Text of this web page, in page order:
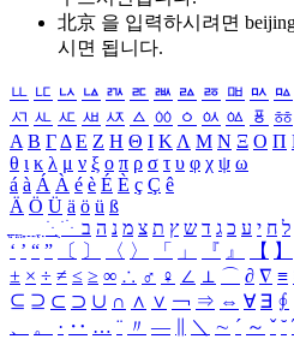
北京 을 입력하시려면
시면 됩니다.
ㅥ ㅦ ㅧ ㅨ ㅩ ㅪ ㅫ ㅬ ㅭ ㅮ ㅯ ㅰ
ㅺ ㅻ ㅼ ㅽ ㅾ ㅿ ㆀ ㆁ ㆂ ㆃ ㆄ ㆅ
Α Β ΓΔ Ε Ζ Η Θ Ι ΚΛ Μ Ν Ξ Ο Π
θ ι κ λ μ ν ξ ο π ρ σ τ υ φ χ ψ ω
á à Á À é è É È ç Ç ê
Ä Ö Ü ä ö ü ß
ִֶֹ ֻּ ׁׂ ל ח י ע כ ג ד ש ץ ת צ מ נ ה ב
‘ ’ “ ” 〔 〕 〈 〉 「 」 『 』 【 】
± × ÷ ≠ ≤ ≥ ∞ ∴ ♂ ♀ ∠ ⊥ ⌒ ∂ ∇ ≡
⊆ ⊇ ⊂ ⊃ ∪ ∩ ∧ ∨ ￢ ⇒ ⇔ ∀ ∃ ∮
、
。 · ‥ … ¨ 〃 ― ＼ ∼ ´ ～ ˇ ˘